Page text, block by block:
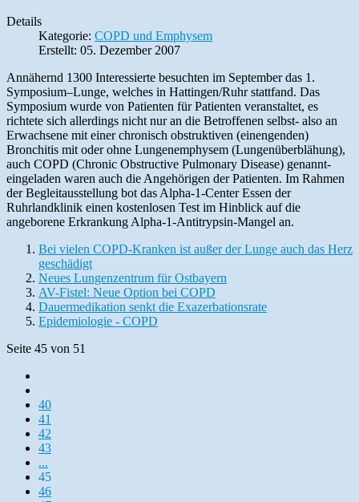
Details
Kategorie: COPD und Emphysem
Erstellt: 05. Dezember 2007
Annähernd 1300 Interessierte besuchten im September das 1.
Symposium–Lunge, welches in Hattingen/Ruhr stattfand. Das
Symposium wurde von Patienten für Patienten veranstaltet, es
richtete sich allerdings nicht nur an die Betroffenen selbst- also an
Erwachsene mit einer chronisch obstruktiven (einengenden)
Bronchitis mit oder ohne Lungenemphysem (Lungenüberblähung),
auch COPD (Chronic Obstructive Pulmonary Disease) genannt-
eingeladen waren auch die Angehörigen der Patienten. Im Rahmen
der Begleitausstellung bot das Alpha-1-Center Essen der
Ruhrlandklinik einen kostenlosen Test im Hinblick auf die
angeborene Erkrankung Alpha-1-Antitrypsin-Mangel an.
Bei vielen COPD-Kranken ist außer der Lunge auch das Herz
geschädigt
Neues Lungenzentrum für Ostbayern
AV-Fistel: Neue Option bei COPD
Dauermedikation senkt die Exazerbationsrate
Epidemiologie - COPD
Seite 45 von 51
40
41
42
43
...
45
46